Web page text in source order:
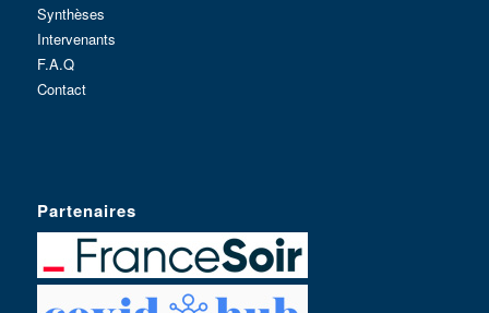
Synthèses
Intervenants
F.A.Q
Contact
Partenaires